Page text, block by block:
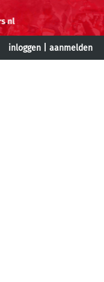
inloggen aanmelden